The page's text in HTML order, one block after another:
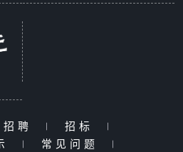
招聘 | 招标
|
| 常见问题
|